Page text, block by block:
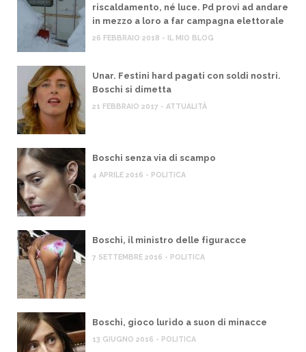
riscaldamento, né luce. Pd provi ad andare
in mezzo a loro a far campagna elettorale
26 FEBBRAIO 2018 - IL MIO BLOG
Unar. Festini hard pagati con soldi nostri.
Boschi si dimetta
21 FEBBRAIO 2017 - ATTUALITÀ
Boschi senza via di scampo
4 APRILE 2016 - POLITICA
Boschi, il ministro delle figuracce
7 SETTEMBRE 2016 - POLITICA
Boschi, gioco lurido a suon di minacce
13 GIUGNO 2016 - POLITICA